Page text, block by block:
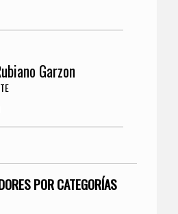
Garzon
POR CATEGORÍAS